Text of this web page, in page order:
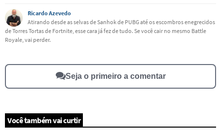
Este conteúdo contém informação incorreta
Este conteúdo não tem a informação que procuro
Ricardo Azevedo
Atirando desde as selvas de Sanhok de PUBG até os escombros enegrecidos
de Torres Tortas de Fortnite, esse cara já fez de tudo. Se você cair no mesmo Battle
Royale, vai perder.
Seja o primeiro a comentar
Você também vai curtir